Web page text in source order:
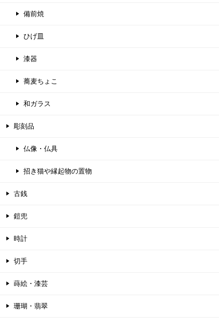
備前焼
ひげ皿
漆器
蕎麦ちょこ
和ガラス
彫刻品
仏像・仏具
招き猫や縁起物の置物
古銭
鎧兜
時計
切手
蒔絵・漆芸
珊瑚・翡翠